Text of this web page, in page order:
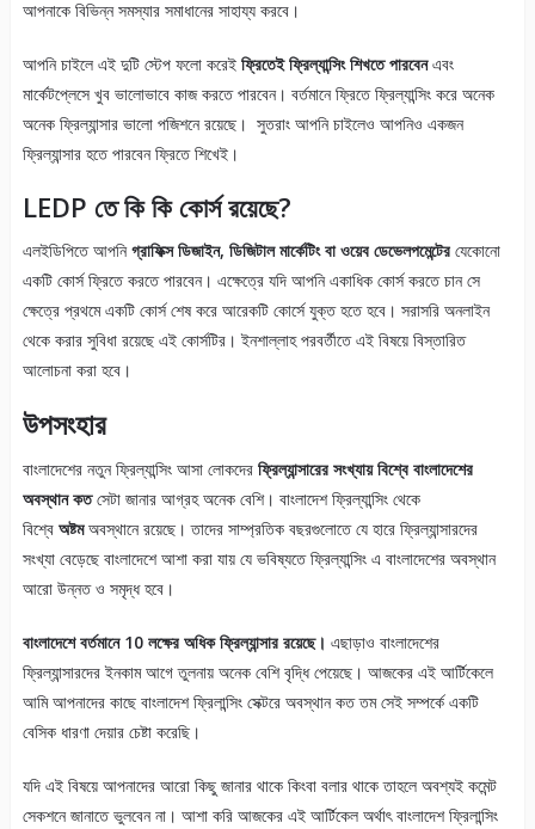
আপনাকে বিভিন্ন সমস্যার সমাধানের সাহায্য করবে।
আপনি চাইলে এই দুটি স্টেপ ফলো করেই ফ্রিতেই ফ্রিল্যান্সিং শিখতে পারবেনএবং
মার্কেটপ্লেসে খুব ভালোভাবে কাজ করতে পারবেন। বর্তমানে ফ্রিতে ফ্রিল্যান্সিং করে অনেক
অনেক ফ্রিল্যান্সার ভালো পজিশনে রয়েছে। সুতরাং আপনি চাইলেও আপনিও একজন
ফ্রিল্যান্সার হতে পারবেন ফ্রিতে শিখেই।
LEDP তে কি কি কোর্স রয়েছে?
এলইডিপিতে আপনিগ্রাফিক্স ডিজাইন, ডিজিটাল মার্কেটিং বা ওয়েব ডেভেলপমেন্টের যেকোনো
একটি কোর্স ফ্রিতে করতে পারবেন। এক্ষেত্রে যদি আপনি একাধিক কোর্স করতে চান সে
ক্ষেত্রে প্রথমে একটি কোর্স শেষ করে আরেকটি কোর্সে যুক্ত হতে হবে। সরাসরি অনলাইন
থেকে করার সুবিধা রয়েছে এই কোর্সটির। ইনশাল্লাহ পরবর্তীতে এই বিষয়ে বিস্তারিত
আলোচনা করা হবে।
উপসংহার
বাংলাদেশের নতুন ফ্রিল্যান্সিং আসা লোকদের ফ্রিল্যান্সারের সংখ্যায় বিশ্বে বাংলাদেশের
অবস্থান কতসেটা জানার আগ্রহ অনেক বেশি। বাংলাদেশ ফ্রিল্যান্সিং থেকে
বিশ্বে অষ্টমঅবস্থানে রয়েছে। তাদের সাম্প্রতিক বছরগুলোতে যে হারে ফ্রিল্যান্সারদের
সংখ্যা বেড়েছে বাংলাদেশে আশা করা যায় যে ভবিষ্যতে ফ্রিল্যান্সিং এ বাংলাদেশের অবস্থান
আরো উন্নত ও সমৃদ্ধ হবে।
বাংলাদেশে বর্তমানে 10 লক্ষের অধিক ফ্রিল্যান্সার রয়েছে। এছাড়াও বাংলাদেশের
ফ্রিল্যান্সারদের ইনকাম আগে তুলনায় অনেক বেশি বৃদ্ধি পেয়েছে। আজকের এই আর্টিকেলে
আমি আপনাদের কাছে বাংলাদেশ ফ্রিলান্সিং সেক্টরে অবস্থান কত তম সেই সম্পর্কে একটি
বেসিক ধারণা দেয়ার চেষ্টা করেছি।
যদি এই বিষয়ে আপনাদের আরো কিছু জানার থাকে কিংবা বলার থাকে তাহলে অবশ্যই কমেন্ট
সেকশনে জানাতে ভুলবেন না। আশা করি আজকের এই আর্টিকেল অর্থাৎ বাংলাদেশ ফ্রিলান্সিং